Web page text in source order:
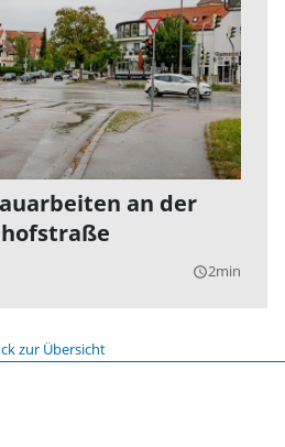
an der
query_builder2min
zur Übersicht